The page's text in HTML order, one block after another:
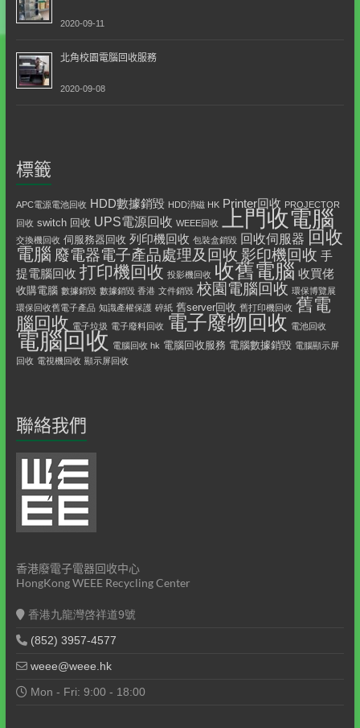
2020-09-11
北角校園電腦回收服務
2020-09-08
標籤
APC電源電池回收 HDD數據銷毀 HDD消磁 HK Printer回收 PROJECTOR
回收 switch 回收 UPS電源回收 WEEE回收 上門收電腦
交換機回收 伺服務器回收 列印機回收 包裝盒銷毀 回收伺服器 回收
電腦 廢電器電子產品處理及回收 影印機回收 手
提電腦回收 打印機回收 投影機回收 收舊電腦 收買佬
收購電腦 數據銷毀 數據銷毀 香港 文件銷毀 校園電腦回收 環保博覽展
環保回收舊電子產品 知識產權保護 碎紙 舊server回收 舊打印機回收 舊電
腦回收 電子垃圾 電子廢料回收 電子廢物回收 電池回收
電腦回收 電腦回收 hk 電腦回收服務 電腦數據銷毀 電腦顯示屏
回收 電視機回收 顯示屏回收
聯絡我們
香港廢電子電器回收中心
HongKong WEEE Recycling Center
香港九龍灣啓祥道9號
(852) 3957-4577
weee@weee.hk
Mon - Fri: 9:00 - 18:00